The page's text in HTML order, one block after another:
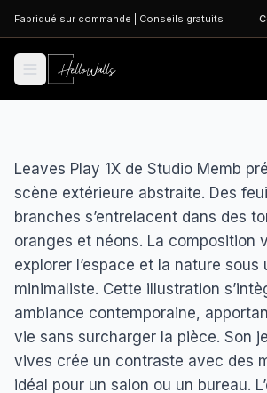
Aller au contenu principal
Fabriqué sur commande Conseils gratuits
Leaves Play 1X de Studio Memb
scène extérieure abstraite. Des
branches s’entrelacent dans des
oranges et néons. La composition
explorer l’espace et la nature sous
minimaliste. Cette illustration
ambiance contemporaine,
vie sans surcharger la pièce. Son
vives crée un contraste avec des
idéal pour un salon ou un bureau.